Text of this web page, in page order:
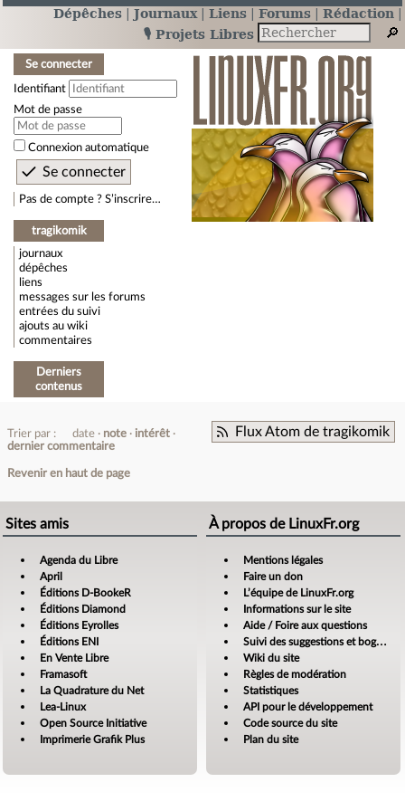
Dépêches Journaux Liens Forums
Rédaction
🎙️ Projets Libres
Se connecter
Identifiant
Mot de passe
Connexion automatique
Pas de compte ? S’inscrire…
tragikomik
journaux
dépêches
liens
messages sur les forums
entrées du suivi
ajouts au wiki
commentaires
Derniers
contenus
Flux Atom de tragikomik
Trier par : date note
intérêt
dernier commentaire
Revenir en haut de page
Sites amis
Agenda du Libre
April
Éditions D-BookeR
Éditions Diamond
Éditions Eyrolles
Éditions ENI
En Vente Libre
Framasoft
La Quadrature du Net
Lea-Linux
Open Source Initiative
Imprimerie Grafik Plus
À propos de LinuxFr.org
Mentions légales
Faire un don
L’équipe de LinuxFr.org
Informations sur le site
Aide / Foire aux questions
Suivi des suggestions et bogues
Wiki du site
Règles de modération
Statistiques
API pour le développement
Code source du site
Plan du site